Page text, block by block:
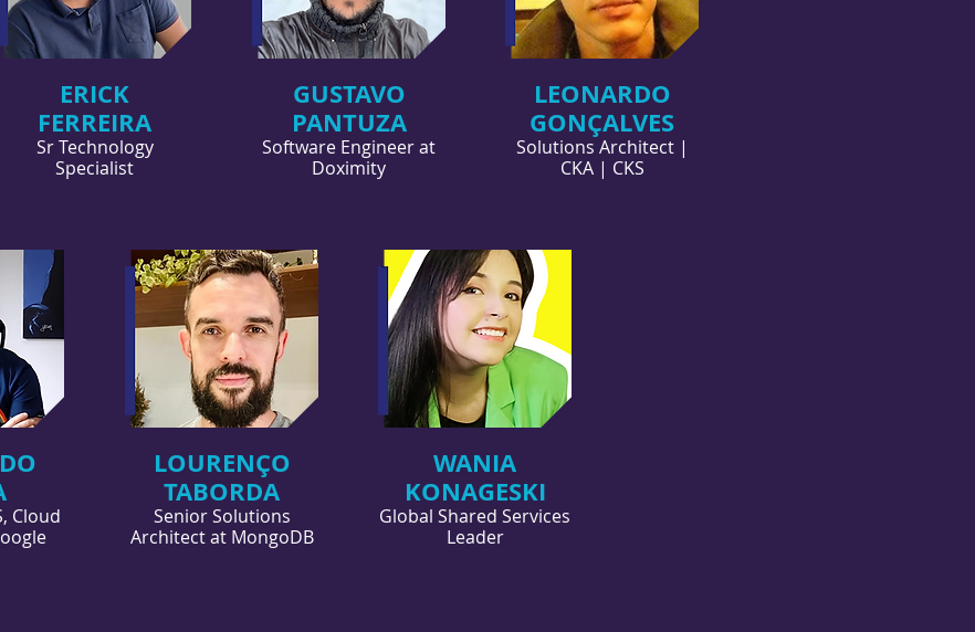
ERICK
FERREIRA
Sr Technology
Specialist
GUSTAVO
PANTUZA
Software Engineer at
Doximity
LEONARDO
GONÇALVES
Solutions Architect |
CKA | CKS
Cloud
e
LOURENÇO
TABORDA
Senior Solutions
Architect at MongoDB
WANIA
KONAGESKI
Global Shared Services
Leader